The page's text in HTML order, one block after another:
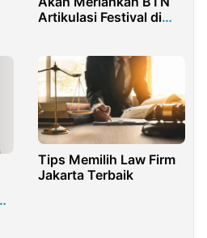
Artikulasi Festival di
Tips Memilih Law Firm
Jakarta Terbaik